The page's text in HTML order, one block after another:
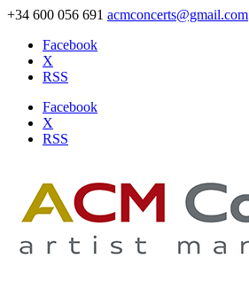
+34 600 056 691 acmconcerts@gmail.com
Facebook
X
RSS
Facebook
X
RSS